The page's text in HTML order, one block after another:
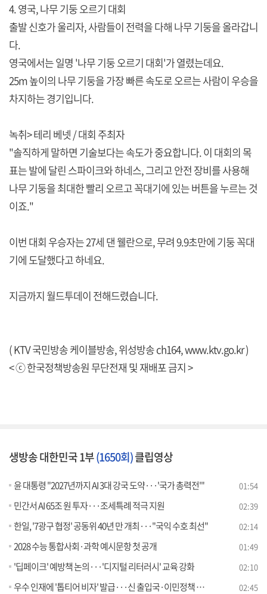
4. 영국, 나무 기둥 오르기 대회
출발 신호가 울리자, 사람들이 전력을 다해 나무 기둥을 올라갑니
다.
영국에서는 일명 '나무 기둥 오르기 대회'가 열렸는데요.
25m 높이의 나무 기둥을 가장 빠른 속도로 오르는 사람이 우승을
차지하는 경기입니다.
녹취> 테리 베넷 / 대회 주최자
"솔직하게 말하면 기술보다는 속도가 중요합니다. 이 대회의 목
표는 발에 달린 스파이크와 하네스, 그리고 안전 장비를 사용해
나무 기둥을 최대한 빨리 오르고 꼭대기에 있는 버튼을 누르는 것
이죠."
이번 대회 우승자는 27세 댄 웰란으로, 무려 9.9초만에 기둥 꼭대
기에 도달했다고 하네요.
지금까지 월드투데이 전해드렸습니다.
( KTV 국민방송 케이블방송, 위성방송 ch164,www.ktv.go.kr)
< ⓒ 한국정책방송원 무단전재 및 재배포 금지 >
생방송 대한민국 1부(1650회)클립영상
윤 대통령 "2027년까지 AI 3대 강국 도약···'국가 총력전'" 01:54
민간서 AI 65조 원 투자···조세특례 적극 지원 02:39
한일, '7광구 협정' 공동위 40년 만 개최···"국익 수호 최선" 02:14
2028 수능 통합사회·과학 예시문항 첫 공개 01:49
'딥페이크' 예방책 논의···'디지털 리터러시' 교육 강화 02:10
우수 인재에 '톱티어 비자' 발급···신 출입국·이민정책 발표 02:45